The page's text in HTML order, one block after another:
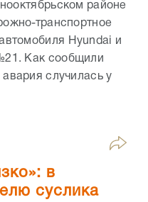
районе
транспортное
Hyundai и
Как сообщили
случилась у
в
суслика